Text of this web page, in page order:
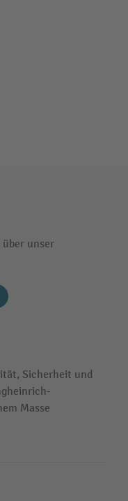
unser
Sicherheit und
Masse